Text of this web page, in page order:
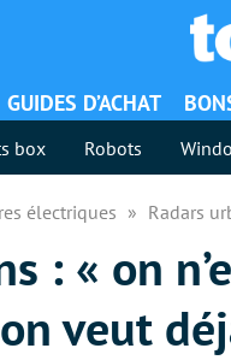
GUIDES D’ACHAT
box Robots
électriques Radars
: « on
veut